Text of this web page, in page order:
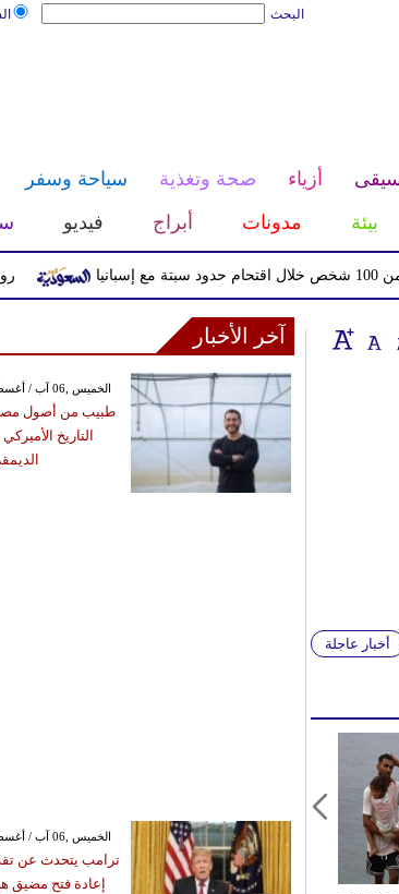
البحث
أزياء صحة وتغذية سياحة وسفر
بيئة مدونات أبراج فيديو
روسيا
أخبار عاجلة
آخر الأخبار
GMT 02:01 2026 الخميس ,06 آب / أغسطس
طبيب من أصول
التاريخ
GMT 10:16 1970 الخميس ,06 آب / أغسطس
ترامب يتحدث عن
إعادة فتح مضيق